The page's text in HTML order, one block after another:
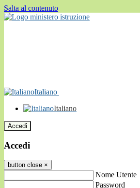
Salta al contenuto
Italiano
Italiano
Accedi
Accedi
button close ×
Nome Utente
Password